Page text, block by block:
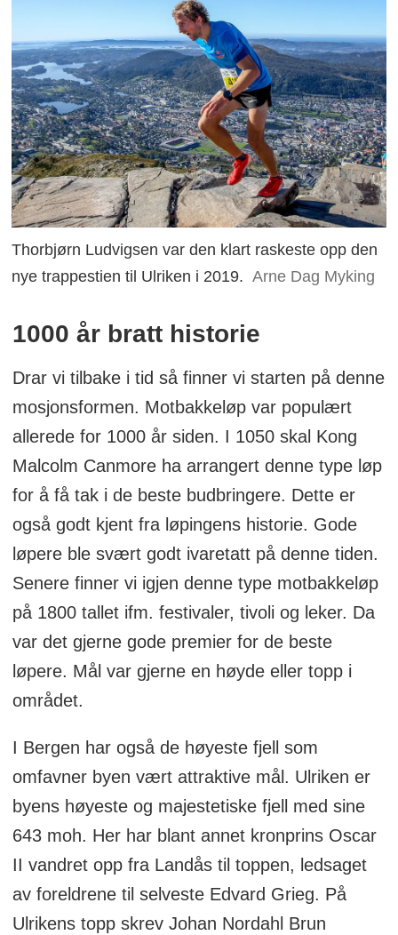
Thorbjørn Ludvigsen var den klart raskeste opp den
nye trappestien til Ulriken i 2019. Arne Dag Myking
1000 år bratt historie
Drar vi tilbake i tid så finner vi starten på denne
mosjonsformen. Motbakkeløp var populært
allerede for 1000 år siden. I 1050 skal Kong
Malcolm Canmore ha arrangert denne type løp
for å få tak i de beste budbringere. Dette er
også godt kjent fra løpingens historie. Gode
løpere ble svært godt ivaretatt på denne tiden.
Senere finner vi igjen denne type motbakkeløp
på 1800 tallet ifm. festivaler, tivoli og leker. Da
var det gjerne gode premier for de beste
løpere. Mål var gjerne en høyde eller topp i
området.
I Bergen har også de høyeste fjell som
omfavner byen vært attraktive mål. Ulriken er
byens høyeste og majestetiske fjell med sine
643 moh. Her har blant annet kronprins Oscar
II vandret opp fra Landås til toppen, ledsaget
av foreldrene til selveste Edvard Grieg. På
Ulrikens topp skrev Johan Nordahl Brun